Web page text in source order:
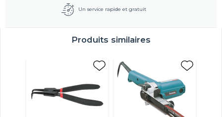
Un service rapide et gratuit
Produits similaires